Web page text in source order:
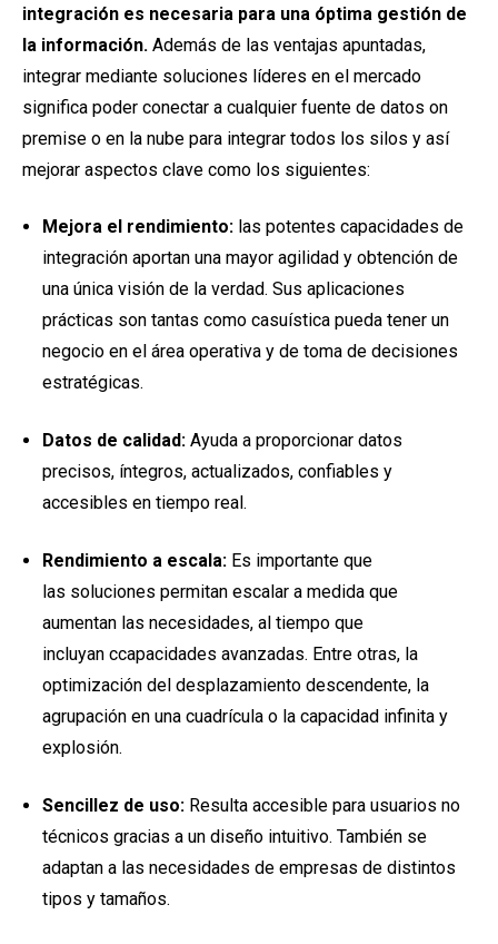
integración es necesaria para una óptima gestión de
la información. Además de las ventajas apuntadas,
integrar mediante soluciones líderes en el mercado
significa poder conectar a cualquier fuente de datos on
premise o en la nube para integrar todos los silos y así
mejorar aspectos clave como los siguientes:
Mejora el rendimiento:las potentes capacidades de
integración aportan una mayor agilidad y obtención de
una única visión de la verdad. Sus aplicaciones
prácticas son tantas como casuística pueda tener un
negocio en el área operativa y de toma de decisiones
estratégicas.
Datos de calidad:Ayuda a proporcionar datos
precisos, íntegros, actualizados, confiables y
accesibles en tiempo real.
Rendimiento a escala: Es importante que
las soluciones permitan escalar a medida que
aumentan las necesidades, al tiempo que
incluyan ccapacidades avanzadas. Entre otras, la
optimización del desplazamiento descendente, la
agrupación en una cuadrícula o la capacidad infinita y
explosión.
Sencillez de uso:Resulta accesible para usuarios no
técnicos gracias a un diseño intuitivo. También se
adaptan a las necesidades de empresas de distintos
tipos y tamaños.